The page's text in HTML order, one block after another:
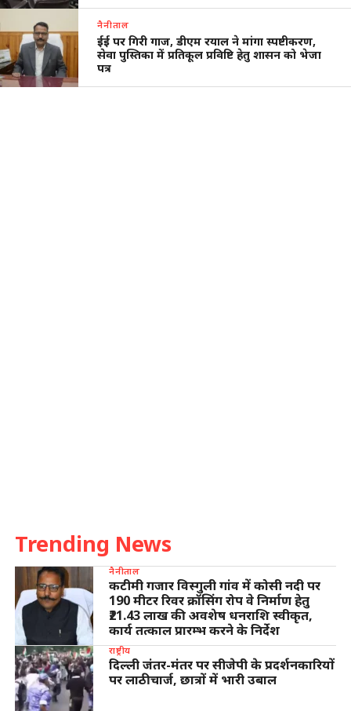
नैनीताल
ईई पर गिरी गाज, डीएम रयाल ने मांगा स्पष्टीकरण,
सेवा पुस्तिका में प्रतिकूल प्रविष्टि हेतु शासन को भेजा
पत्र
Trending News
नैनीताल
कटीमी गजार विस्गुली गांव में कोसी नदी पर
190 मीटर रिवर क्रॉसिंग रोप वे निर्माण हेतु
₹21.43 लाख की अवशेष धनराशि स्वीकृत,
कार्य तत्काल प्रारम्भ करने के निर्देश
राष्ट्रीय
दिल्ली जंतर-मंतर पर सीजेपी के प्रदर्शनकारियों
पर लाठीचार्ज, छात्रों में भारी उबाल